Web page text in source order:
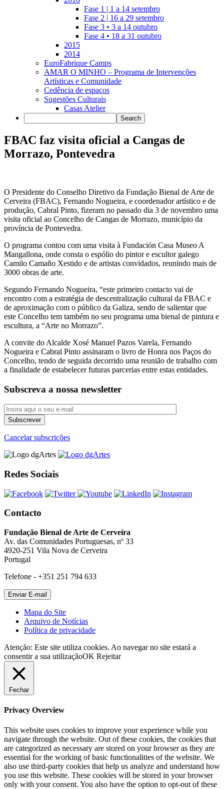
Fase 1 | 1 a 14 setembro
Fase 2 | 16 a 29 setembro
Fase 3 • 3 a 14 outubro
Fase 4 • 18 a 31 outubro
2015
2014
EuroFabrique Camps
AMAR O MINHO – Programa de Intervenções
Artísticas e Comunidade
Cedência de espaços
Sugestões Culturais
Casas Atelier
FBAC faz visita oficial a Cangas de
Morrazo, Pontevedra
O Presidente do Conselho Diretivo da Fundação Bienal de Arte de
Cerveira (FBAC), Fernando Nogueira, e coordenador artístico e de
produção, Cabral Pinto, fizeram no passado dia 3 de novembro uma
visita oficial ao Concelho de Cangas de Morrazo, município da
província de Pontevedra.
O programa contou com uma visita à Fundación Casa Museo A
Mangallona, onde consta o espólio do pintor e escultor galego
Camilo Camaño Xestido e de artistas convidados, reunindo mais de
3000 obras de arte.
Segundo Fernando Nogueira, “este primeiro contacto vai de
encontro com a estratégia de descentralização cultural da FBAC e
de aproximação com o público da Galiza, sendo de salientar que
este Concelho tem também no seu programa uma bienal de pintura e
escultura, a “Arte no Morrazo”.
A convite do Alcalde Xosé Manuel Pazos Varela, Fernando
Nogueira e Cabral Pinto assinaram o livro de Honra nos Paços do
Concelho, tendo de seguida decorrido uma reunião de trabalho com
a finalidade de estabelecer futuras parcerias entre estas entidades.
Subscreva a nossa newsletter
Cancelar subscrições
Redes Sociais
Contacto
Fundação Bienal de Arte de Cerveira
Av. das Comunidades Portuguesas, nº 33
4920-251 Vila Nova de Cerveira
Portugal
Telefone - +351 251 794 633
Mapa do Site
Arquivo de Notícias
Política de privacidade
Atenção: Este site utiliza cookies. Ao navegar no site estará a
consentir a sua utilizaçãoOK Rejeitar
Fechar
Privacy Overview
This website uses cookies to improve your experience while you
navigate through the website. Out of these cookies, the cookies that
are categorized as necessary are stored on your browser as they are
essential for the working of basic functionalities of the website. We
also use third-party cookies that help us analyze and understand how
you use this website. These cookies will be stored in your browser
only with your consent. You also have the option to opt-out of these